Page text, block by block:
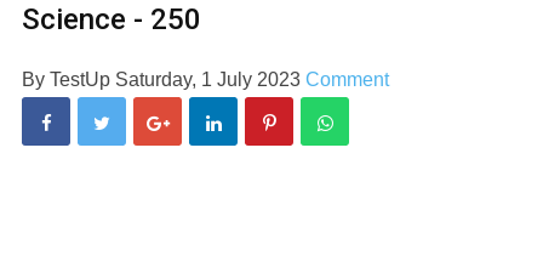
Science - 250
By TestUp Saturday, 1 July 2023 Comment